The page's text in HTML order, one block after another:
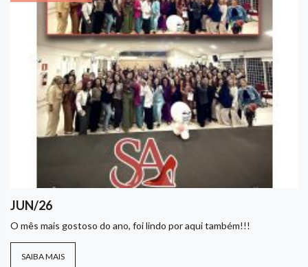
JUN/26
O mês mais gostoso do ano, foi lindo por aqui também!!!
SAIBA MAIS